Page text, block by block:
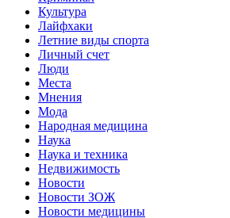
Культура
Лайфхаки
Летние виды спорта
Личный счет
Люди
Места
Мнения
Мода
Народная медицина
Наука
Наука и техника
Недвижимость
Новости
Новости ЗОЖ
Новости медицины